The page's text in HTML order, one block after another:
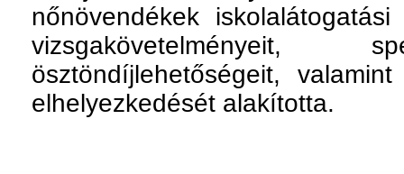
nőnövendékek
vizsgakövetelményeit,
ösztöndíjlehetőségeit,
elhelyezkedését alakította.